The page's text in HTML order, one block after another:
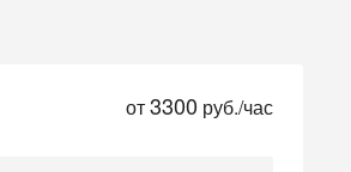
от3300 руб./час